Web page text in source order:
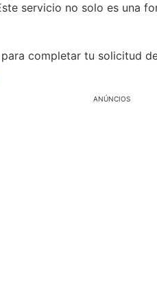
servicio no solo es una
completar tu solicitud
ANÚNCIOS